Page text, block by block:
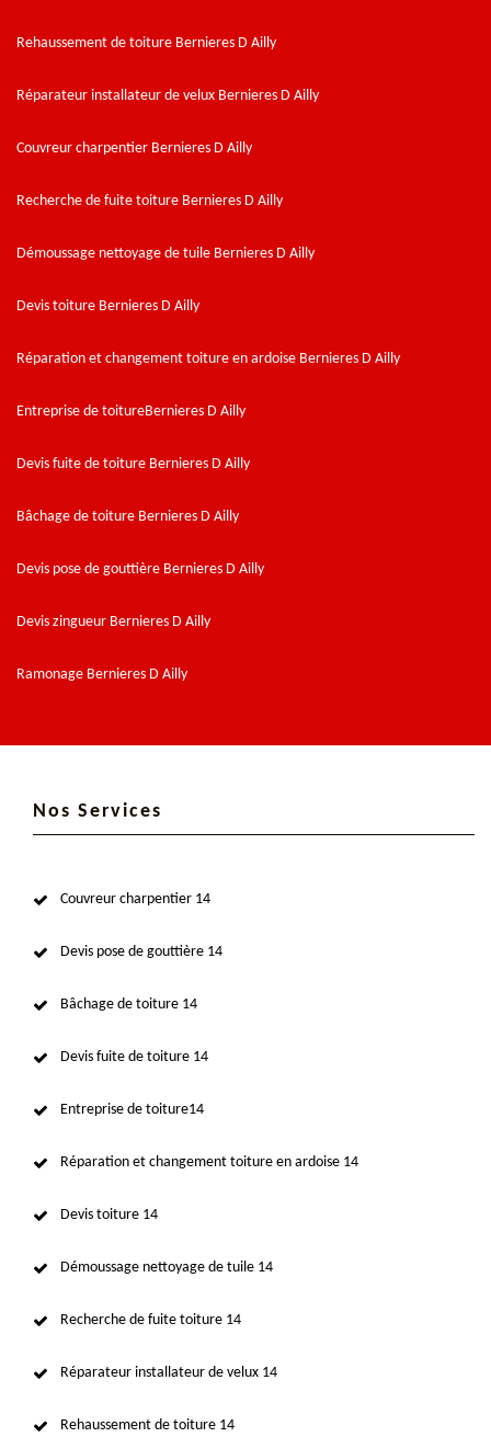
Rehaussement de toiture Bernieres D Ailly
Réparateur installateur de velux Bernieres D Ailly
Couvreur charpentier Bernieres D Ailly
Recherche de fuite toiture Bernieres D Ailly
Démoussage nettoyage de tuile Bernieres D Ailly
Devis toiture Bernieres D Ailly
Réparation et changement toiture en ardoise Bernieres D Ailly
Entreprise de toitureBernieres D Ailly
Devis fuite de toiture Bernieres D Ailly
Bâchage de toiture Bernieres D Ailly
Devis pose de gouttière Bernieres D Ailly
Devis zingueur Bernieres D Ailly
Ramonage Bernieres D Ailly
Nos Services
Couvreur charpentier 14
Devis pose de gouttière 14
Bâchage de toiture 14
Devis fuite de toiture 14
Entreprise de toiture14
Réparation et changement toiture en ardoise 14
Devis toiture 14
Démoussage nettoyage de tuile 14
Recherche de fuite toiture 14
Réparateur installateur de velux 14
Rehaussement de toiture 14